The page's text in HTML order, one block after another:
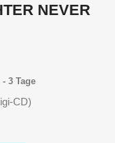
NEVER
3 Tage
CD)